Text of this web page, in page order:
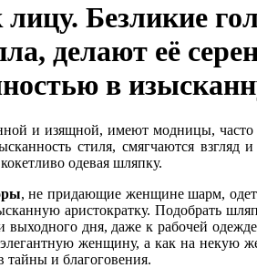
Безликие
делают её
в
и изящной, имеют модницы,
стиля, смягчаются
одевая шляпку.
, не придающие женщине шарм,
аристократку. Подобрать
выходного дня, даже к рабочей
элегантную женщину, а как на некую
тайны и благоговения.